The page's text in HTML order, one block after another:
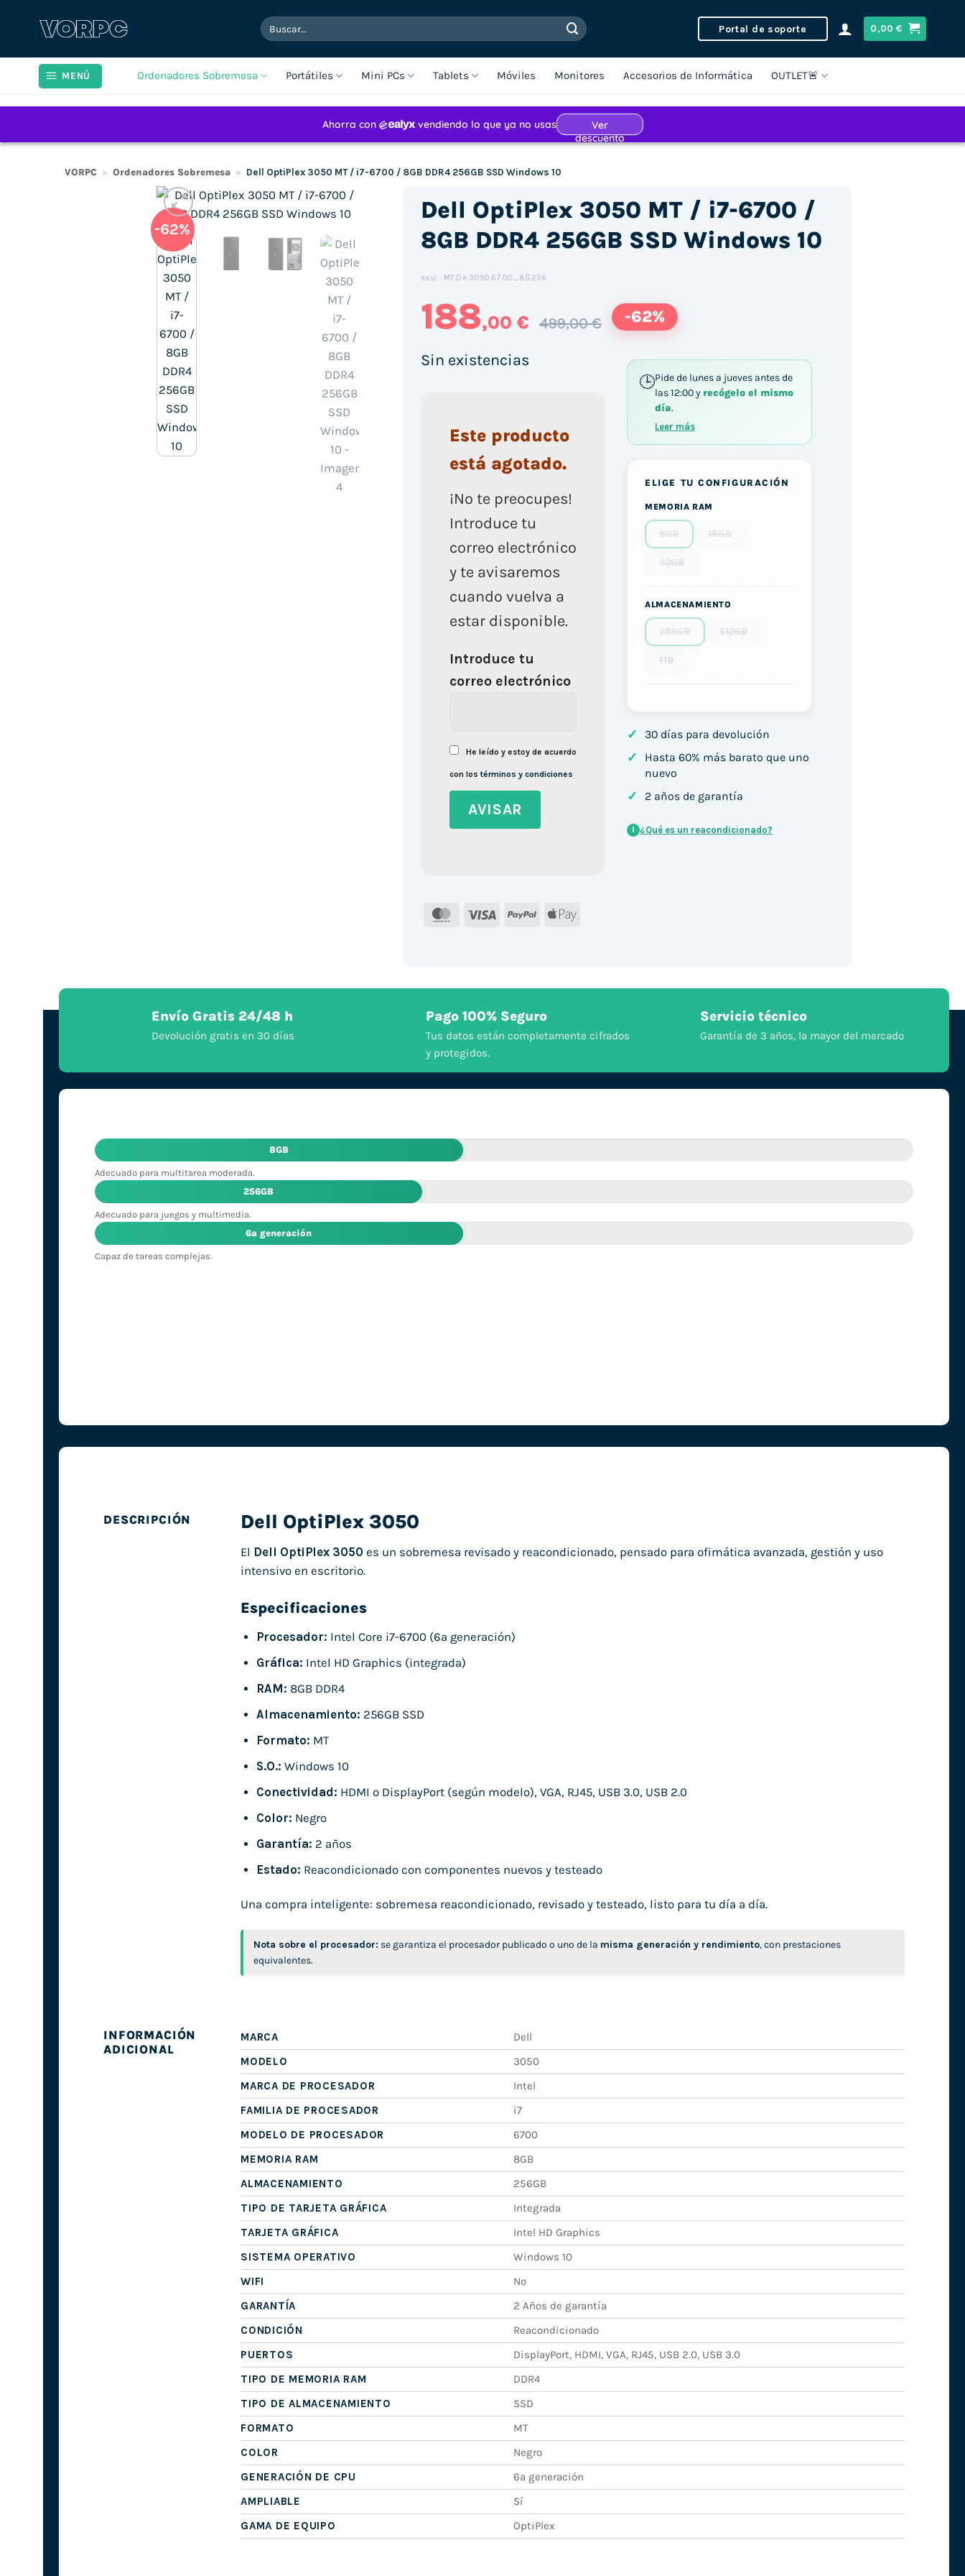
Buscar
por:
Portal de soporte 0,00€
MENÚ Ordenadores Sobremesa Portátiles Mini PCs Tablets Móviles Monitores Accesorios de Informática OUTLET🚨
VORPC » Ordenadores Sobremesa » Dell OptiPlex 3050 MT / i7-6700 / 8GB DDR4 256GB SSD Windows 10
-62%
Dell OptiPlex 3050 MT / i7-6700 /
8GB DDR4 256GB SSD Windows 10
SKU: MT.De.3050.6700_8G256
188,00 € 499,00 € -62%
Sin existencias
Este producto
está agotado.
¡No te preocupes!
Introduce tu
correo electrónico
y te avisaremos
cuando vuelva a
estar disponible.
Introduce tu
correo electrónico
He leído y estoy de acuerdo
con lostérminos y condiciones
MasterCard
Visa PayPal Apple
Pide de lunes a jueves antes de
las 12:00 y recógelo el mismo
día.
Leer más
ELIGE TU CONFIGURACIÓN
MEMORIA RAM
8GB 16GB
32GB
ALMACENAMIENTO
256GB 512GB
1TB
✓ 30 días para devolución
✓
Hasta 60% más barato que uno
nuevo
✓ 2 años de garantía
i ¿Qué es un reacondicionado?
Envío Gratis 24/48 h
Devolución gratis en 30 días
Pago 100% Seguro
Tus datos están completamente cifrados
y protegidos.
Servicio técnico
Garantía de 3 años, la mayor del mercado
8GB
Adecuado para multitarea moderada.
256GB
Adecuado para juegos y multimedia.
6ª generación
Capaz de tareas complejas.
DESCRIPCIÓN Dell OptiPlex 3050
El Dell OptiPlex 3050 es un sobremesa revisado y reacondicionado, pensado para ofimática avanzada, gestión y uso
intensivo en escritorio.
Especificaciones
Procesador: Intel Core i7-6700 (6ª generación)
Gráfica: Intel HD Graphics (integrada)
RAM: 8GB DDR4
Almacenamiento: 256GB SSD
Formato: MT
S.O.: Windows 10
Conectividad: HDMI o DisplayPort (según modelo), VGA, RJ45, USB 3.0, USB 2.0
Color: Negro
Garantía: 2 años
Estado: Reacondicionado con componentes nuevos y testeado
Una compra inteligente: sobremesa reacondicionado, revisado y testeado, listo para tu día a día.
Nota sobre el procesador: se garantiza el procesador publicado o uno de la misma generación y rendimiento, con prestaciones
equivalentes.
INFORMACIÓN
ADICIONAL
MARCA
Dell
MODELO
3050
MARCA DE PROCESADOR
Intel
FAMILIA DE PROCESADOR
i7
MODELO DE PROCESADOR
6700
MEMORIA RAM
8GB
ALMACENAMIENTO
256GB
TIPO DE TARJETA GRÁFICA
Integrada
TARJETA GRÁFICA
Intel HD Graphics
SISTEMA OPERATIVO
Windows 10
WIFI
No
GARANTÍA
2 Años de garantía
CONDICIÓN
Reacondicionado
PUERTOS
DisplayPort, HDMI, VGA, RJ45, USB 2.0, USB 3.0
TIPO DE MEMORIA RAM
DDR4
TIPO DE ALMACENAMIENTO
SSD
FORMATO
MT
COLOR
Negro
GENERACIÓN DE CPU
6ª generación
AMPLIABLE
Sí
GAMA DE EQUIPO
OptiPlex